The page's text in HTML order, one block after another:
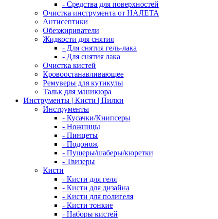
- Средства для поверхностей
Очистка инструмента от НАЛЕТА
Антисептики
Обезжириватели
Жидкости для снятия
- Для снятия гель-лака
- Для снятия лака
Очистка кистей
Кровоостанавливающее
Ремуверы для кутикулы
Тальк для маникюра
Инструменты | Кисти | Пилки
Инструменты
- Кусачки/Книпсеры
- Ножницы
- Пинцеты
- Подонож
- Пушеры/шаберы/кюретки
- Твизеры
Кисти
- Кисти для геля
- Кисти для дизайна
- Кисти для полигеля
- Кисти тонкие
- Наборы кистей